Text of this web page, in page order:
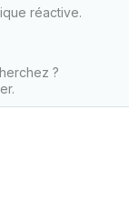
réactive.
?